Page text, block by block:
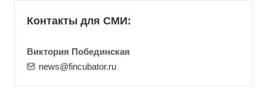
Контакты для СМИ:
Виктория Побединская
news@fincubator.ru